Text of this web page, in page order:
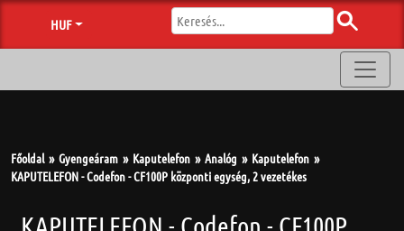
HUF
Főoldal Gyengeáram Kaputelefon Analóg
Kaputelefon
KAPUTELEFON - Codefon - CF100P központi egység, 2 vezetékes